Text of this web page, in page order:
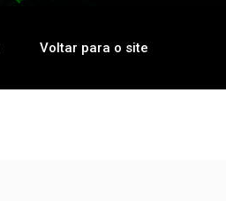
Voltar para o site